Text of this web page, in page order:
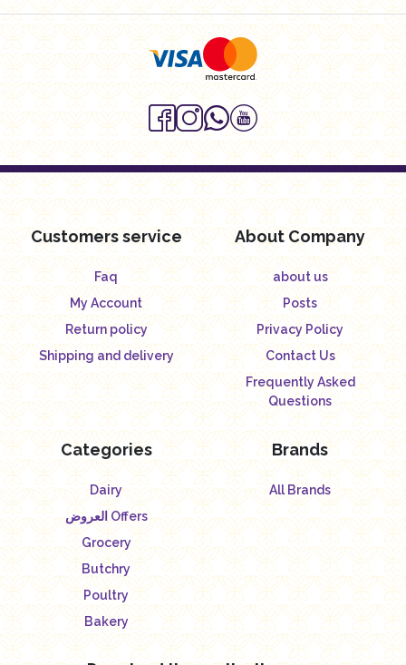
Customers service
Faq
My Account
Return policy
Shipping and delivery
About Company
about us
Posts
Privacy Policy
Contact Us
Frequently Asked
Questions
Categories
Dairy
العروض Offers
Grocery
Butchry
Poultry
Bakery
Brands
All Brands